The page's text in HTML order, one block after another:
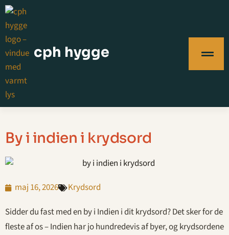
cph hygge
By i indien i krydsord
maj 16, 2026
Krydsord
Sidder du fast med en by i Indien i dit krydsord? Det sker for de
fleste af os – Indien har jo hundredevis af byer, og krydsordene